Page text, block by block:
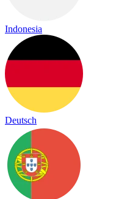
Indonesia
Deutsch